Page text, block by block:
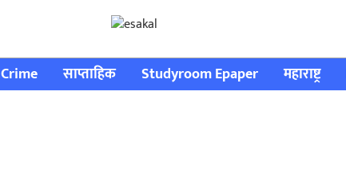
Crime साप्ताहिक Studyroom Epaper महाराष्ट्र